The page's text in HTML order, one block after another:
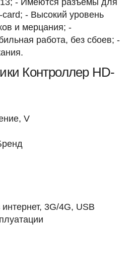
- Имеются разъемы для
- Высокий уровень
и мерцания; -
работа, без сбоев; -
Контроллер HD-
V
3G/4G, USB